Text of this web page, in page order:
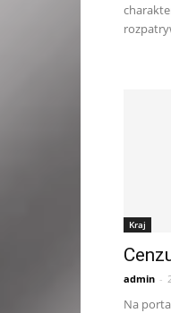
Kraj
admin -
Na